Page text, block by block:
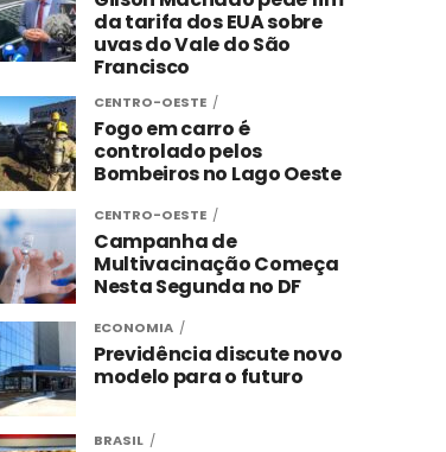
da tarifa dos EUA sobre
uvas do Vale do São
Francisco
CENTRO-OESTE
Fogo em carro é
controlado pelos
Bombeiros no Lago Oeste
CENTRO-OESTE
Campanha de
Multivacinação Começa
Nesta Segunda no DF
ECONOMIA
Previdência discute novo
modelo para o futuro
BRASIL